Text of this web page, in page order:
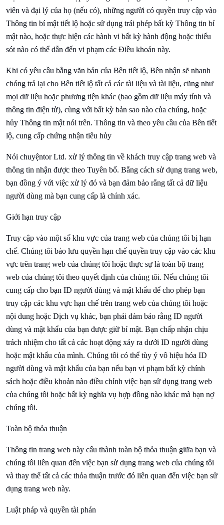
viên và đại lý của họ (nếu có), những người có quyền truy cập vào
Thông tin bí mật tiết lộ hoặc sử dụng trái phép bất kỳ Thông tin bí
mật nào, hoặc thực hiện các hành vi bất kỳ hành động hoặc thiếu
sót nào có thể dẫn đến vi phạm các Điều khoản này.
Khi có yêu cầu bằng văn bản của Bên tiết lộ, Bên nhận sẽ nhanh
chóng trả lại cho Bên tiết lộ tất cả các tài liệu và tài liệu, cũng như
mọi dữ liệu hoặc phương tiện khác (bao gồm dữ liệu máy tính và
thông tin điện tử), cùng với bất kỳ bản sao nào của chúng, hoặc
hủy Thông tin mật nói trên. Thông tin và theo yêu cầu của Bên tiết
lộ, cung cấp chứng nhận tiêu hủy
Nói chuyệntor Ltd. xử lý thông tin về khách truy cập trang web và
thông tin nhận được theo Tuyên bố. Bằng cách sử dụng trang web,
bạn đồng ý với việc xử lý đó và bạn đảm bảo rằng tất cả dữ liệu
người dùng mà bạn cung cấp là chính xác.
Giới hạn truy cập
Truy cập vào một số khu vực của trang web của chúng tôi bị hạn
chế. Chúng tôi bảo lưu quyền hạn chế quyền truy cập vào các khu
vực trên trang web của chúng tôi hoặc thực sự là toàn bộ trang
web của chúng tôi theo quyết định của chúng tôi. Nếu chúng tôi
cung cấp cho bạn ID người dùng và mật khẩu để cho phép bạn
truy cập các khu vực hạn chế trên trang web của chúng tôi hoặc
nội dung hoặc Dịch vụ khác, bạn phải đảm bảo rằng ID người
dùng và mật khẩu của bạn được giữ bí mật. Bạn chấp nhận chịu
trách nhiệm cho tất cả các hoạt động xảy ra dưới ID người dùng
hoặc mật khẩu của mình. Chúng tôi có thể tùy ý vô hiệu hóa ID
người dùng và mật khẩu của bạn nếu bạn vi phạm bất kỳ chính
sách hoặc điều khoản nào điều chỉnh việc bạn sử dụng trang web
của chúng tôi hoặc bất kỳ nghĩa vụ hợp đồng nào khác mà bạn nợ
chúng tôi.
Toàn bộ thỏa thuận
Thông tin trang web này cấu thành toàn bộ thỏa thuận giữa bạn và
chúng tôi liên quan đến việc bạn sử dụng trang web của chúng tôi
và thay thế tất cả các thỏa thuận trước đó liên quan đến việc bạn sử
dụng trang web này.
Luật pháp và quyền tài phán